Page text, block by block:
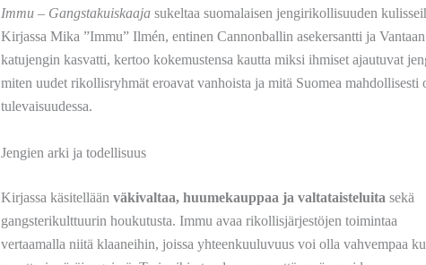
Immu – Gangstakuiskaaja sukeltaa suomalaisen jengirikollisuuden
Kirjassa Mika ”Immu” Ilmén, entinen Cannonballin asekersantti ja Vantaan
katujengin kasvatti, kertoo kokemustensa kautta miksi ihmiset ajautuvat
miten uudet rikollisryhmät eroavat vanhoista ja mitä Suomea mahdollisesti
tulevaisuudessa.
Jengien arki ja todellisuus
Kirjassa käsitellään väkivaltaa, huumekauppaa ja valtataisteluita sekä
gangsterikulttuurin houkutusta. Immu avaa rikollisjärjestöjen toimintaa
vertaamalla niitä klaaneihin, joissa yhteenkuuluvuus voi olla vahvempaa